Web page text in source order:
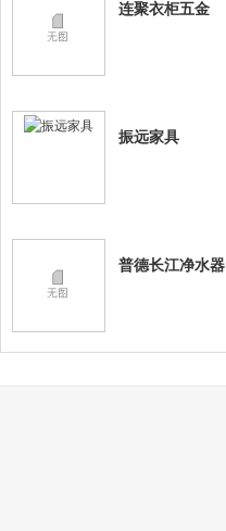
连聚衣柜五金
振远家具
普德长江净水器